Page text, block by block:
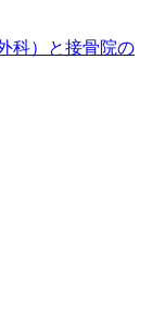
科）と接骨院の